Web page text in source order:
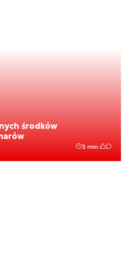
środków
3 min.